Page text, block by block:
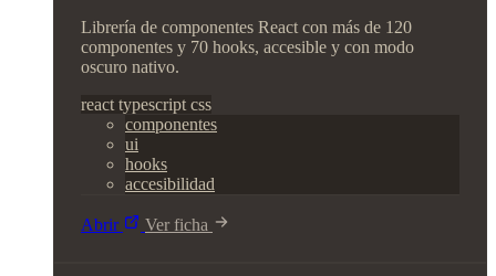
Librería de componentes React con más de 120
componentes y 70 hooks, accesible y con modo
oscuro nativo.
react typescript css
componentes
ui
hooks
accesibilidad
Abrir Ver ficha